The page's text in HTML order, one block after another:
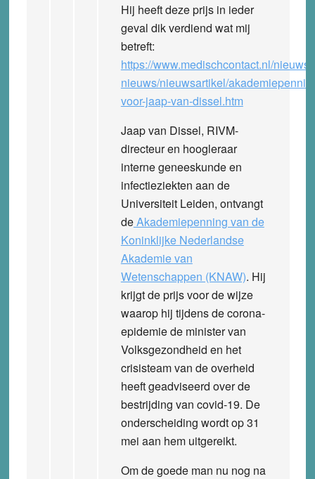
Hij heeft deze prijs in ieder
geval dik verdiend wat mij
betreft:
https://www.medischcontact.nl/
nieuws/nieuwsartikel/
voor-jaap-van-dissel.htm
Jaap van Dissel, RIVM-
directeur en hoogleraar
interne geneeskunde en
infectieziekten aan de
Universiteit Leiden, ontvangt
deAkademiepenning van de
Koninklijke Nederlandse
Akademie van
Wetenschappen (KNAW). Hij
krijgt de prijs voor de wijze
waarop hij tijdens de corona-
epidemie de minister van
Volksgezondheid en het
crisisteam van de overheid
heeft geadviseerd over de
bestrijding van covid-19. De
onderscheiding wordt op 31
mei aan hem uitgereikt.
Om de goede man nu nog na